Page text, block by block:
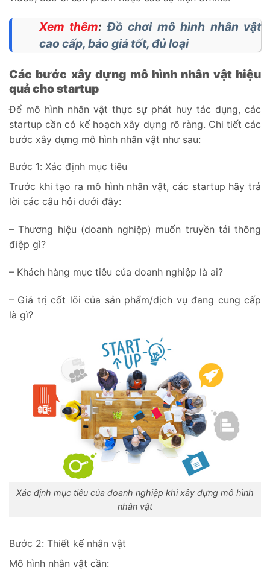
Xem thêm:Đồ chơi mô hình nhân vật
cao cấp, báo giá tốt, đủ loại
Các bước xây dựng mô hình nhân vật hiệu
quả cho startup
Để mô hình nhân vật thực sự phát huy tác dụng, các
startup cần có kế hoạch xây dựng rõ ràng. Chi tiết các
bước xây dựng mô hình nhân vật như sau:
Bước 1: Xác định mục tiêu
Trước khi tạo ra mô hình nhân vật, các startup hãy trả
lời các câu hỏi dưới đây:
– Thương hiệu (doanh nghiệp) muốn truyền tải thông
điệp gì?
– Khách hàng mục tiêu của doanh nghiệp là ai?
– Giá trị cốt lõi của sản phẩm/dịch vụ đang cung cấp
là gì?
Xác định mục tiêu của doanh nghiệp khi xây dựng mô hình
nhân vật
Bước 2: Thiết kế nhân vật
Mô hình nhân vật cần: